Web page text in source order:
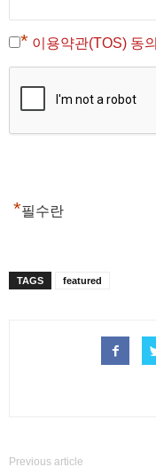
* 이용약관(TOS) 동의
*필수란
TAGS featured
Previous article